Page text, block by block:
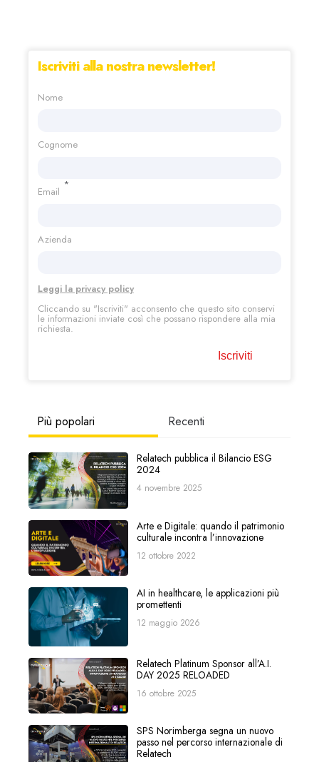
Iscriviti alla nostra newsletter!
Nome
Cognome
Email
*
Azienda
Leggi la privacy policy
Cliccando su "Iscriviti" acconsento che questo sito conservi
le informazioni inviate così che possano rispondere alla mia
richiesta.
Più popolari Recenti
Relatech pubblica il Bilancio ESG
2024
4 novembre 2025
Arte e Digitale: quando il patrimonio
culturale incontra l’innovazione
12 ottobre 2022
AI in healthcare, le applicazioni più
promettenti
12 maggio 2026
Relatech Platinum Sponsor all’A.I.
DAY 2025 RELOADED
16 ottobre 2025
SPS Norimberga segna un nuovo
passo nel percorso internazionale di
Relatech